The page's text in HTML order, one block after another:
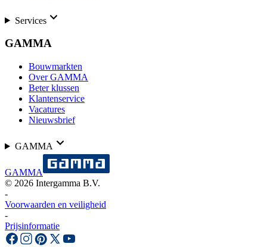
Services
GAMMA
Bouwmarkten
Over GAMMA
Beter klussen
Klantenservice
Vacatures
Nieuwsbrief
GAMMA
GAMMA
© 2026 Intergamma B.V.
-
Voorwaarden en veiligheid
-
Prijsinformatie